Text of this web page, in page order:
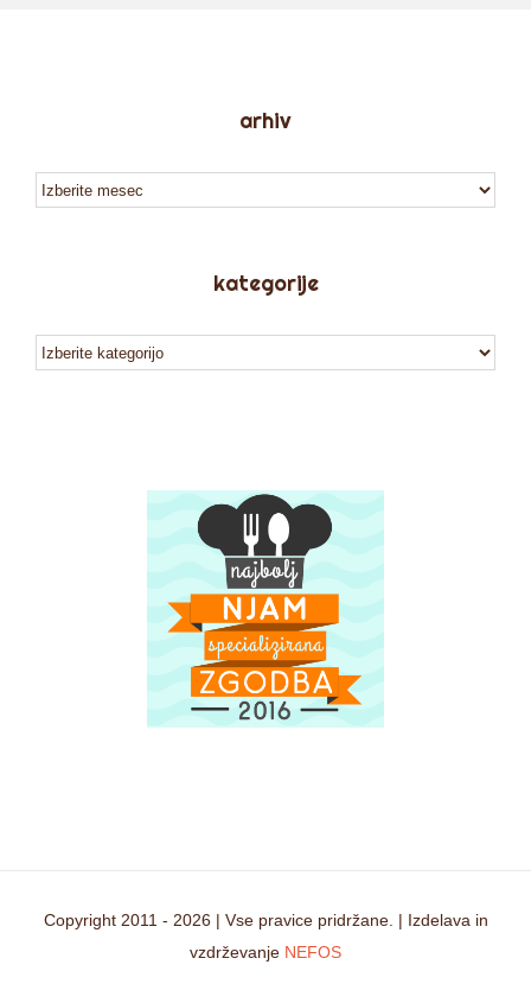
arhiv
arhiv
kategorije
kategorije
Copyright 2011 - 2026 | Vse pravice pridržane. | Izdelava in
vzdrževanje NEFOS